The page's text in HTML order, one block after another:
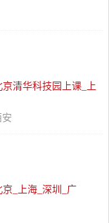
京清华科技园上课_上
京_上海_深圳_广